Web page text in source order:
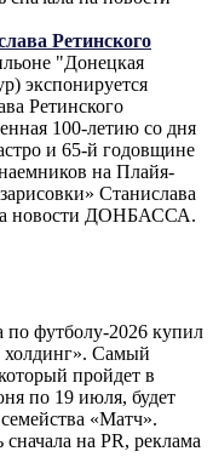
Ретинского
"Донецкая
экспонируется
Ретинского
100-летию со дня
и 65-й годовщине
на Плайя-
Станислава
новости ДОНБАССА.
по футболу-2026 купил
Самый
пройдет в
по 19 июля, будет
«Матч».
на PR, реклама